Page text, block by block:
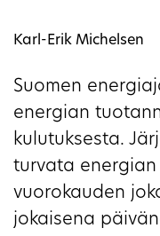
Karl-Erik Michelsen
Suomen
energian
kulutuksesta.
turvata
vuorokauden
jokaisena